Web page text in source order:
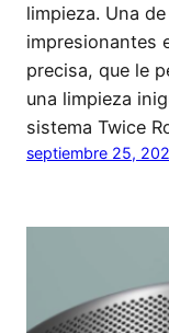
limpieza. Una
impresionantes
precisa, que le
una limpieza
sistema Twice
septiembre 25,